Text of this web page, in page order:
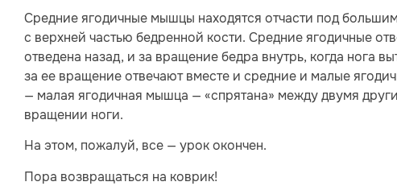
Средние ягодичные мышцы находятся отчасти под
с верхней частью бедренной кости. Средние ягодичные
отведена назад, и за вращение бедра внутрь, когда нога
за ее вращение отвечают вместе и средние и малые
— малая ягодичная мышца — «спрятана» между двумя
вращении ноги.
На этом, пожалуй, все — урок окончен.
Пора возвращаться на коврик!